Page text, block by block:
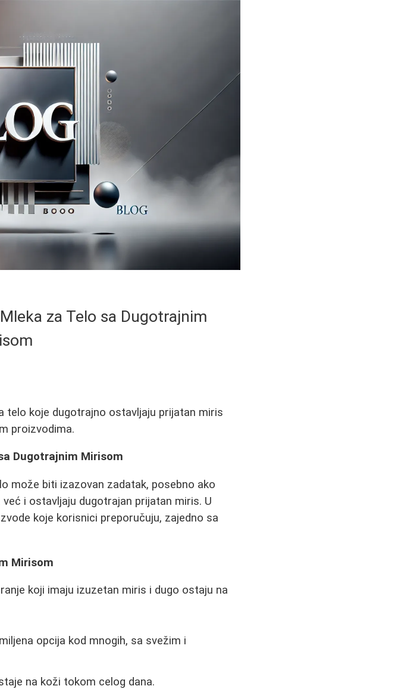
za Telo sa Dugotrajnim
telo koje dugotrajno ostavljaju prijatan miris
proizvodima.
Dugotrajnim Mirisom
može biti izazovan zadatak, posebno ako
i ostavljaju dugotrajan prijatan miris. U
koje korisnici preporučuju, zajedno sa
Mirisom
koji imaju izuzetan miris i dugo ostaju na
opcija kod mnogih, sa svežim i
na koži tokom celog dana.